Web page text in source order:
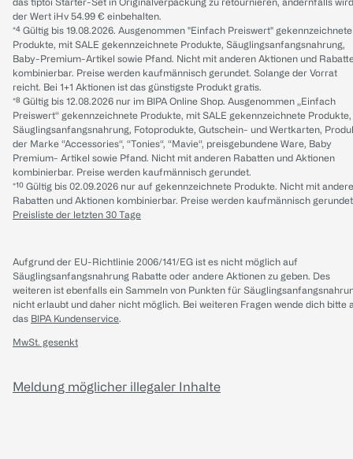
der Wert iHv 54.99 € einbehalten.
*⁴ Gültig bis 19.08.2026. Ausgenommen "Einfach Preiswert" gekennzeichnete
Produkte, mit SALE gekennzeichnete Produkte, Säuglingsanfangsnahrung,
Baby-Premium-Artikel sowie Pfand. Nicht mit anderen Aktionen und
kombinierbar. Preise werden kaufmännisch gerundet. Solange der Vorrat
reicht. Bei 1+1 Aktionen ist das günstigste Produkt gratis.
*⁸ Gültig bis 12.08.2026 nur im BIPA Online Shop. Ausgenommen „Einfach
Preiswert“ gekennzeichnete Produkte, mit SALE gekennzeichnete Produkte,
Säuglingsanfangsnahrung, Fotoprodukte, Gutschein- und Wertkarten,
der Marke “Accessories“, “Tonies“, “Mavie“, preisgebundene Ware, Baby
Premium- Artikel sowie Pfand. Nicht mit anderen Rabatten und Aktionen
kombinierbar. Preise werden kaufmännisch gerundet.
*¹⁰ Gültig bis 02.09.2026 nur auf gekennzeichnete Produkte. Nicht mit
Rabatten und Aktionen kombinierbar. Preise werden kaufmännisch
Preisliste der letzten 30 Tage
Aufgrund der EU-Richtlinie 2006/141/EG ist es nicht möglich auf
Säuglingsanfangsnahrung Rabatte oder andere Aktionen zu geben. Des
weiteren ist ebenfalls ein Sammeln von Punkten für
nicht erlaubt und daher nicht möglich. Bei weiteren Fragen wende dich bitte
das BIPA Kundenservice.
MwSt. gesenkt
Meldung möglicher illegaler Inhalte